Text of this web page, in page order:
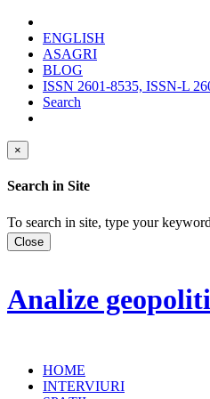
ENGLISH
ASAGRI
BLOG
ISSN 2601-8535, ISSN-L
Search
×
Search in Site
To search in site, type your
Close
Analize
HOME
INTERVIURI